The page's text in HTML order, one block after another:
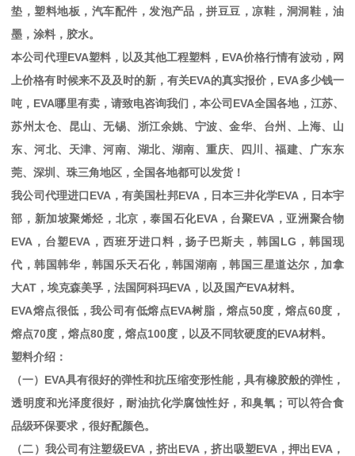
垫，塑料地板，汽车配件，发泡产品，拼豆豆，凉鞋，洞洞鞋，油
墨，涂料，胶水。
本公司代理EVA塑料，以及其他工程塑料， EVA价格行情有波动，网
上价格有时候来不及及时的新，有关EVA的真实报价， EVA多少钱一
吨， EVA哪里有卖，请致电咨询我们，本公司 EVA全国各地，江苏、
苏州太仓、昆山、无锡、浙江余姚、宁波、金华、台州、上海、山
东、河北、天津、河南、湖北、湖南、重庆、四川、福建、广东东
莞、深圳、珠三角地区，全国各地都可以发货！
我公司代理进口EVA，有美国杜邦EVA，日本三井化学EVA ，日本宇
部，新加坡聚烯烃，北京，泰国石化EVA，台聚EVA ，亚洲聚合物
EVA ，台塑EVA ，西班牙进口料，扬子巴斯夫，韩国 LG ，韩国现
代，韩国韩华，韩国乐天石化，韩国湖南，韩国三星道达尔，加拿
大AT ，埃克森美孚，法国阿科玛EVA ，以及国产EVA材料。
EVA熔点很低，我公司有低熔点EVA树脂，熔点50度，熔点60度，
熔点70度，熔点80度，熔点100度，以及不同软硬度的EVA材料。
塑料介绍：
（一） EVA具有很好的弹性和抗压缩变形性能，具有橡胶般的弹性，
透明度和光泽度很好，耐油抗化学腐蚀性好，和臭氧；可以符合食
品级环保要求，很好配颜色。
（二）我公司有注塑级EVA，挤出EVA ，挤出吸塑EVA ，押出EVA，